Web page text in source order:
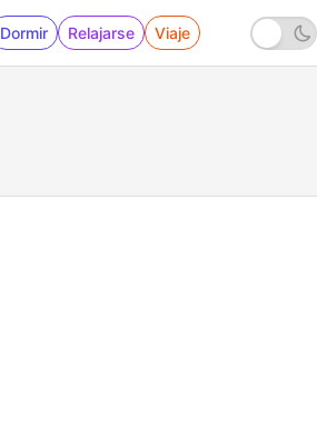
Dormir Relajarse Viaje